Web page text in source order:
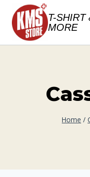
Salta
contenuto
T-SHIRT
MORE
Home /